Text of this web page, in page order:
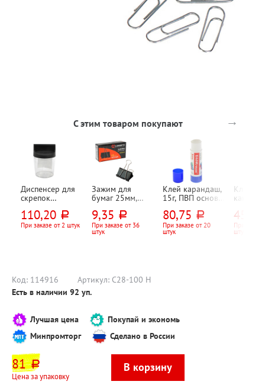
С этим товаром покупают →
Диспенсер для
скрепок
СТАММ,
прозрачный,
110,20 руб.
При заказе от 2 штук
Зажим для
бумаг 25мм,
черный
9,35 руб.
При заказе от 36
штук
Клей карандаш,
15г, ПВП основа,
80,75 руб.
При заказе от 20
штук
Клей
50мл,
45,90
При
штук
Код: 114916 Артикул: С28-100 Н
Есть в наличии 92 уп.
Лучшая цена
Покупай и экономь
Минпромторг
Сделано в России
81 руб.
Цена за упаковку